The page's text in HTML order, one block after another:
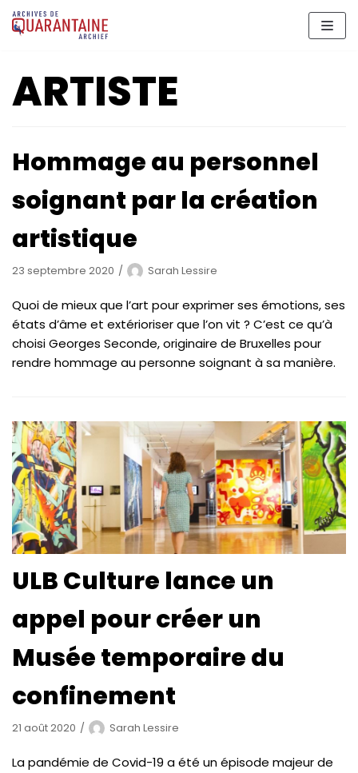
Aller
au
ARTISTE
Hommage au personnel
soignant par la création
artistique
23 septembre 2020 Sarah Lessire
Quoi de mieux que l’art pour exprimer ses émotions, ses
états d’âme et extérioriser que l’on vit ? C’est ce qu’à
choisi Georges Seconde, originaire de Bruxelles pour
rendre hommage au personne soignant à sa manière.
ULB Culture lance un
appel pour créer un
Musée temporaire du
confinement
21 août 2020 Sarah Lessire
La pandémie de Covid-19 a été un épisode majeur de